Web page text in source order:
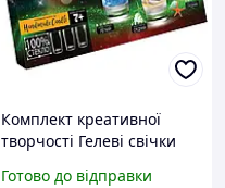
Комплект креативної
творчості Гелеві свічки
Готово до відправки